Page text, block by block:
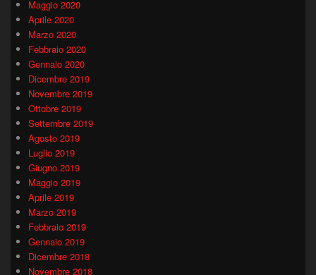
Maggio 2020
Aprile 2020
Marzo 2020
Febbraio 2020
Gennaio 2020
Dicembre 2019
Novembre 2019
Ottobre 2019
Settembre 2019
Agosto 2019
Luglio 2019
Giugno 2019
Maggio 2019
Aprile 2019
Marzo 2019
Febbraio 2019
Gennaio 2019
Dicembre 2018
Novembre 2018